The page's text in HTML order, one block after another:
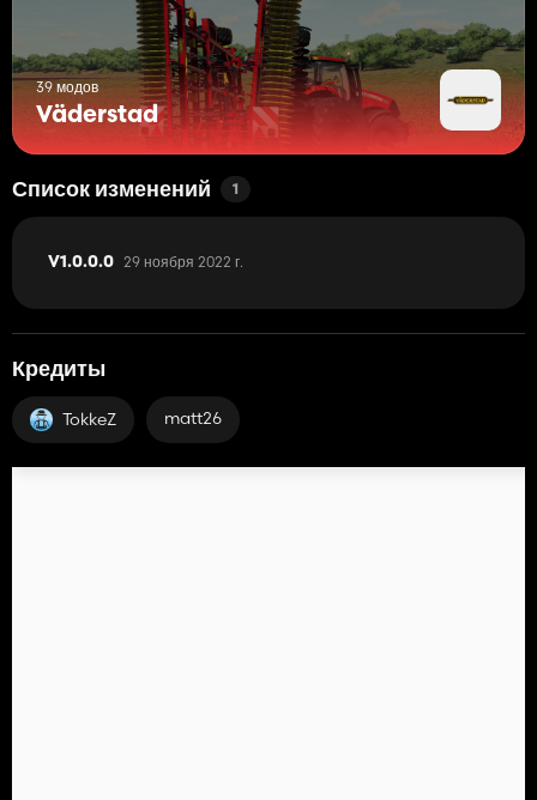
39 модов
Väderstad
Список изменений 1
V1.0.0.0 29 ноября 2022 г.
Кредиты
TokkeZ matt26